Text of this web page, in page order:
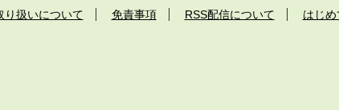
り扱いについて 免責事項 RSS配信について はじ